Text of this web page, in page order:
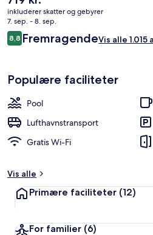
afstand til lufthavnen.
nuværende
pris
er
719 kr.
inkluderer skatter og gebyrer
7. sep. - 8. sep.
Anmeldelser
8,88,8 ud af 10.
FremragendeVis alle
Populære faciliteter
Pool
Lufthavnstransport
Gratis Wi-Fi
Vis alle
Primære faciliteter (12)
For familier (6)